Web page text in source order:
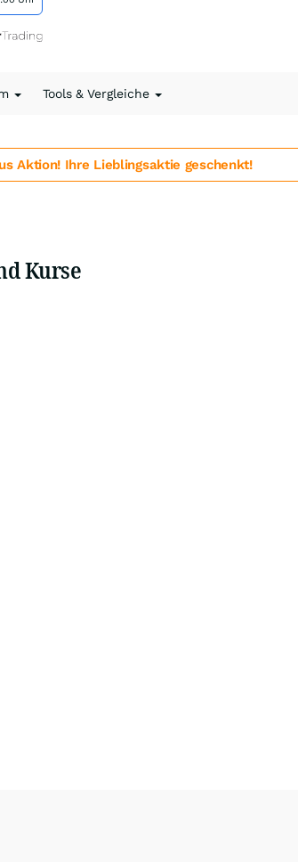
Tools & Vergleiche
Aktion! Ihre Lieblingsaktie geschenkt!
Kurse